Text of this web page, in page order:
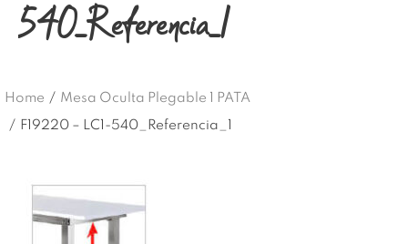
540_Referencia_1
Home / Mesa Oculta Plegable 1 PATA
/ F19220 – LC1-540_Referencia_1